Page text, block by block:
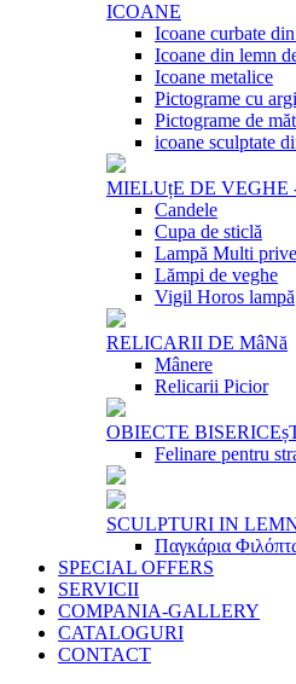
ICOANE
Icoane curbate
Icoane din lemn
Icoane metalice
Pictograme cu
Pictograme de
icoane sculptate
MIELUțE DE VEGHE
Candele
Cupa de sticlă
Lampă Multi
Lămpi de veghe
Vigil Horos lampă
RELICARII DE MâNă
Mânere
Relicarii Picior
OBIECTE
Felinare pentru
SCULPTURI IN
Παγκάρια
SPECIAL OFFERS
SERVICII
COMPANIA-GALLERY
CATALOGURI
CONTACT